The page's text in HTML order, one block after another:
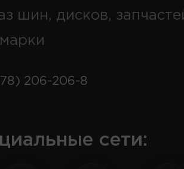
шин, дисков,
206-206-8
сети: